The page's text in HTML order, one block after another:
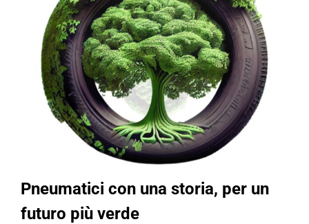
Pneumatici con una storia, per un
futuro più verde